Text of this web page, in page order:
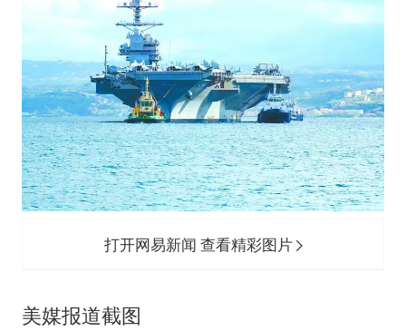
打开网易新闻 查看精彩图片
美媒报道截图